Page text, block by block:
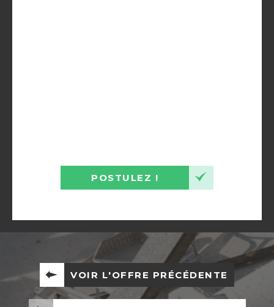
POSTULEZ !
VOIR L'OFFRE PRÉCÉDENTE